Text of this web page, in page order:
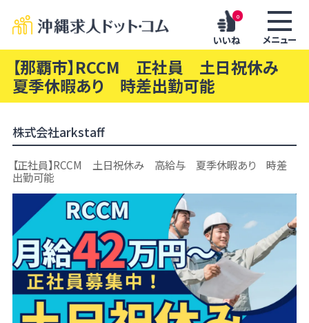
0
いいね メニュー
【那覇市】RCCM 正社員 土日祝休み
夏季休暇あり 時差出勤可能
株式会社arkstaff
【正社員】RCCM 土日祝休み 高給与 夏季休暇あり 時差
出勤可能